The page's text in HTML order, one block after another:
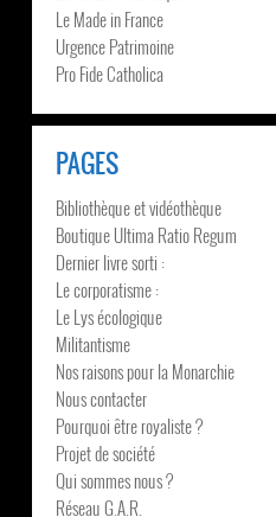
Le Made in France
Urgence Patrimoine
Pro Fide Catholica
PAGES
Bibliothèque et vidéothèque
Boutique Ultima Ratio Regum
Dernier livre sorti :
Le corporatisme :
Le Lys écologique
Militantisme
Nos raisons pour la Monarchie
Nous contacter
Pourquoi être royaliste ?
Projet de société
Qui sommes nous ?
Réseau G.A.R.